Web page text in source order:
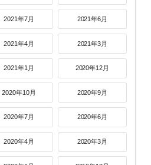
2021年7月 2021年6月
2021年4月 2021年3月
2021年1月 2020年12月
2020年10月 2020年9月
2020年7月 2020年6月
2020年4月 2020年3月